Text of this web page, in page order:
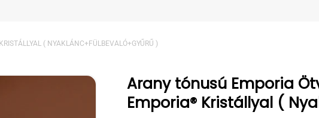
( NYAKLÁNC+FÜLBEVALÓ+GYŰRŰ )
Arany tónusú Emporia
Emporia® Kristállyal (